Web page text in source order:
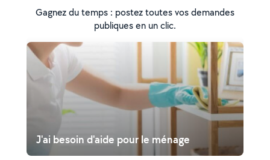
Gagnez du temps : postez toutes vos demandes
publiques en un clic.
J'ai besoin d'aide pour le ménage